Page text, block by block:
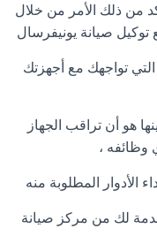
من ذلك الأمر من خلال
صيانة يونيفرسال
تواجهك مع أجهزتك
هو أن تراقب الجهاز
وظائفه ،
المطلوبة منه
لك من مركز صيانة